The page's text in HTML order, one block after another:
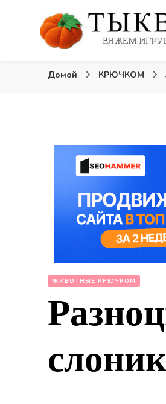
Тыква:
Домой КРЮЧКОМ
ЖИВОТНЫЕ КРЮЧКОМ